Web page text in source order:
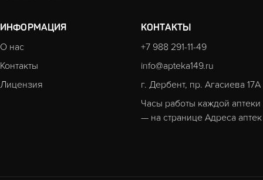
ИНФОРМАЦИЯ
О нас
Контакты
Лицензия
КОНТАКТЫ
+7 988 291-11-49
info@apteka149.ru
г. Дербент, пр. Агасиева 17А
Часы работы каждой аптеки
— на странице Адреса аптек